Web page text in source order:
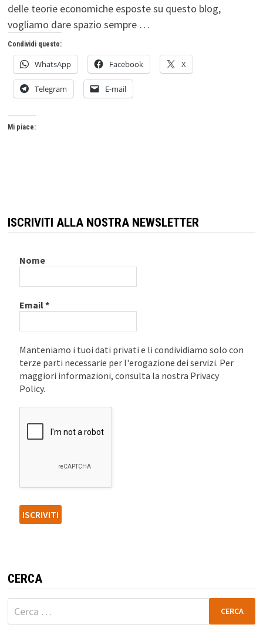
delle teorie economiche esposte su questo blog,
vogliamo dare spazio sempre …
Condividi questo:
WhatsApp Facebook X
Telegram E-mail
Mi piace:
ISCRIVITI ALLA NOSTRA NEWSLETTER
Nome
Email*
Manteniamo i tuoi dati privati e li condividiamo solo con
terze parti necessarie per l'erogazione dei servizi. Per
maggiori informazioni, consulta la nostra Privacy
Policy.
CERCA
Ricerca
per: